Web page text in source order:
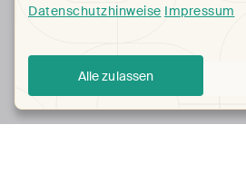
Datenschutzhinweise Impressum
Alle zulassen